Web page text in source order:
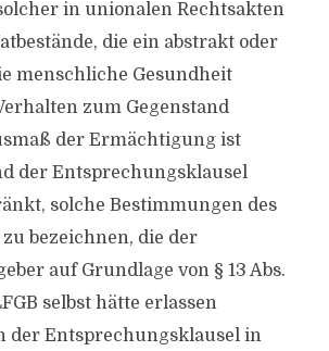
in unionalen Rechtsakten
die ein abstrakt oder
menschliche Gesundheit
zum Gegenstand
der Ermächtigung ist
der Entsprechungsklausel
solche Bestimmungen des
bezeichnen, die der
auf Grundlage von § 13 Abs.
selbst hätte erlassen
der Entsprechungsklausel in